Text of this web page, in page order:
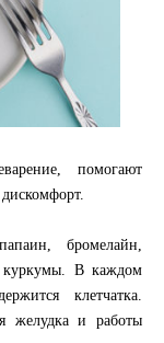
помогают
бромелайн,
куркумы. В каждом
клетчатка.
желудка и работы